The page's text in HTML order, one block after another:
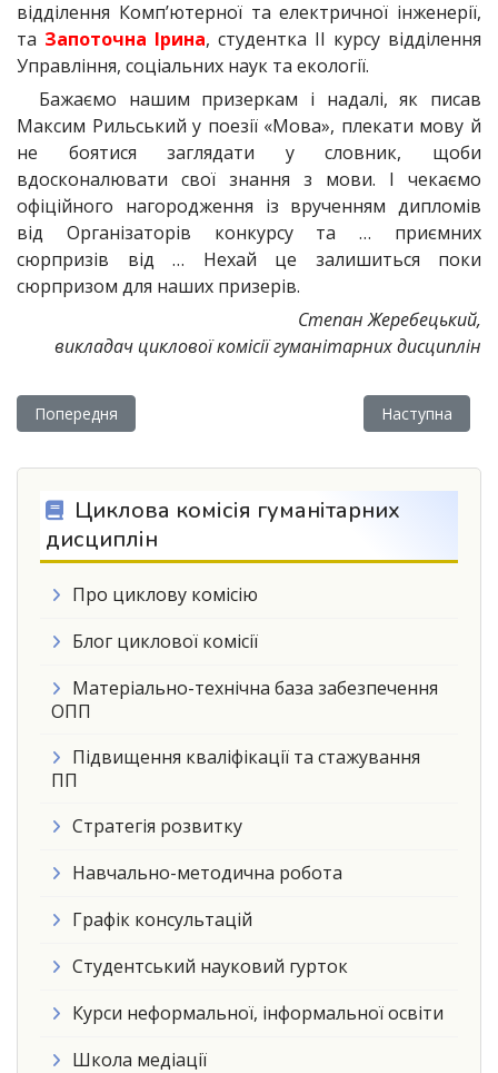
відділення Комп’ютерної та електричної інженерії,
та Запоточна Ірина, студентка ІІ курсу відділення
Управління, соціальних наук та екології.
Бажаємо нашим призеркам і надалі, як писав
Максим Рильський у поезії «Мова», плекати мову й
не боятися заглядати у словник, щоби
вдосконалювати свої знання з мови. І чекаємо
офіційного нагородження із врученням дипломів
від Організаторів конкурсу та … приємних
сюрпризів від … Нехай це залишиться поки
сюрпризом для наших призерів.
Степан Жеребецький,
викладач циклової комісії гуманітарних дисциплін
Попередня стаття: Переможниця обласного мовно-
Попередня Наступна
Наступна
Циклова комісія гуманітарних
дисциплін
Про циклову комісію
Блог циклової комісії
Матеріально-технічна база забезпечення
ОПП
Підвищення кваліфікації та стажування
ПП
Стратегія розвитку
Навчально-методична робота
Графік консультацій
Студентський науковий гурток
Курси неформальної, інформальної освіти
Школа медіації